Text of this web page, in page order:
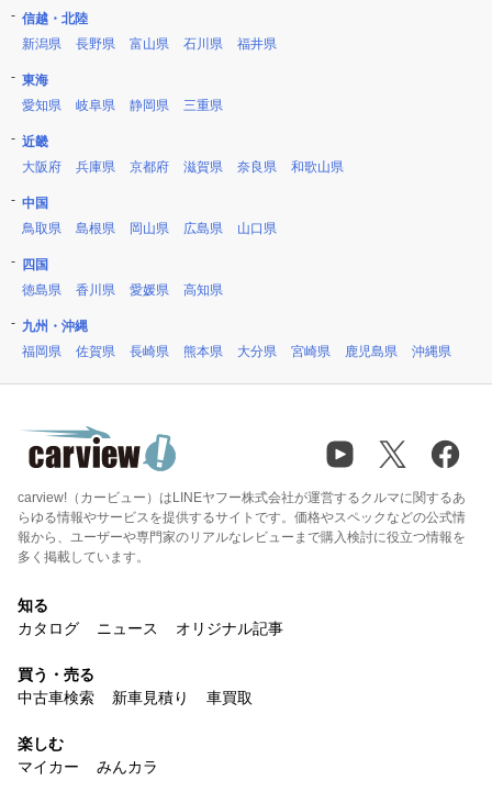
信越・北陸
新潟県
長野県 富山県 石川県 福井県
東海
愛知県
岐阜県 静岡県 三重県
近畿
大阪府
兵庫県 京都府 滋賀県 奈良県 和歌山県
中国
鳥取県
島根県 岡山県 広島県 山口県
四国
徳島県
香川県 愛媛県 高知県
九州・沖縄
福岡県
佐賀県 長崎県 熊本県 大分県 宮崎県 鹿児島県 沖縄県
carview!（カービュー）はLINEヤフー株式会社が運営するクルマに関するあ
らゆる情報やサービスを提供するサイトです。価格やスペックなどの公式情
報から、ユーザーや専門家のリアルなレビューまで購入検討に役立つ情報を
多く掲載しています。
知る
カタログ
ニュース オリジナル記事
買う・売る
中古車検索
新車見積り 車買取
楽しむ
マイカー
みんカラ